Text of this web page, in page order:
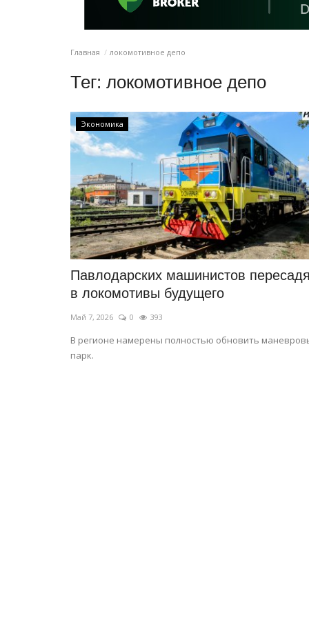
Главная локомотивное депо
Тег: локомотивное депо
Экономика
Павлодарских машинистов
в локомотивы будущего
Май 7, 2026 0 393
В регионе намерены полностью обновить
парк.